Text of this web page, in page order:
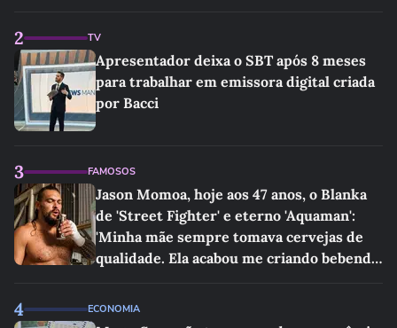
2 TV
Apresentador deixa o SBT após 8 meses
para trabalhar em emissora digital criada
por Bacci
3 FAMOSOS
Jason Momoa, hoje aos 47 anos, o Blanka
de 'Street Fighter' e eterno 'Aquaman':
'Minha mãe sempre tomava cervejas de
qualidade. Ela acabou me criando bebendo
4 ECONOMIA